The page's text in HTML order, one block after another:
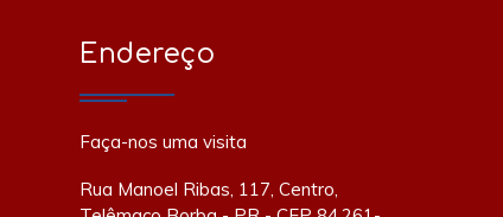
Endereço
Faça-nos uma visita
Rua Manoel Ribas, 117, Centro,